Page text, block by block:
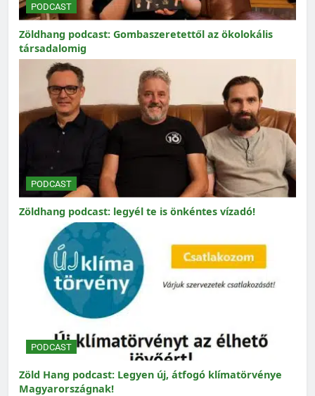
PODCAST
Zöldhang podcast: Gombaszeretettől az ökolokális
társadalomig
PODCAST
Zöldhang podcast: legyél te is önkéntes vízadó!
PODCAST
Zöld Hang podcast: Legyen új, átfogó klímatörvénye
Magyarországnak!